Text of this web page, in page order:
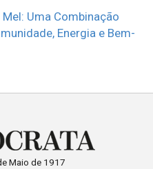
Uma Combinação
Energia e Bem-
Maio de 1917